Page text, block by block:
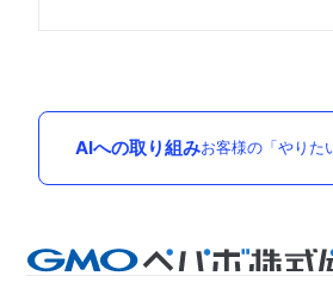
AIへの取り組みお客様の「やりた